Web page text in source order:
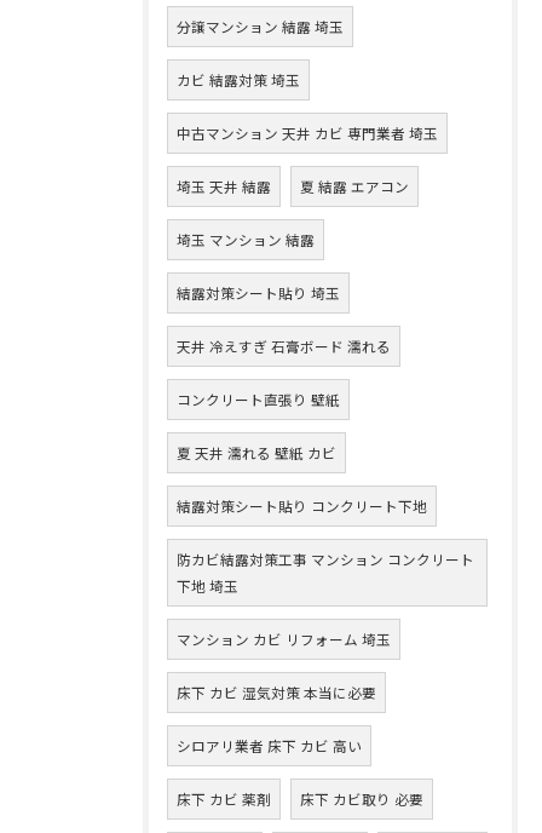
分譲マンション 結露 埼玉
カビ 結露対策 埼玉
中古マンション 天井 カビ 専門業者 埼玉
埼玉 天井 結露 夏 結露 エアコン
埼玉 マンション 結露
結露対策シート貼り 埼玉
天井 冷えすぎ 石膏ボード 濡れる
コンクリート直張り 壁紙
夏 天井 濡れる 壁紙 カビ
結露対策シート貼り コンクリート下地
防カビ結露対策工事 マンション コンクリート
下地 埼玉
マンション カビ リフォーム 埼玉
床下 カビ 湿気対策 本当に必要
シロアリ業者 床下 カビ 高い
床下 カビ 薬剤 床下 カビ取り 必要